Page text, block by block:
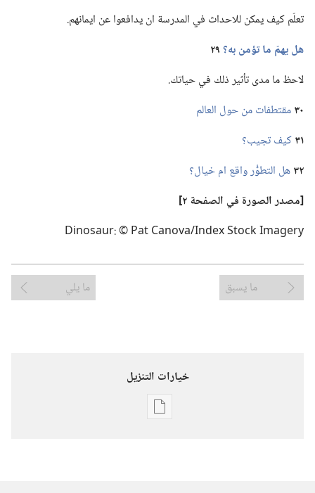
تعلّم كيف يمكن للاحداث في المدرسة ان يدافعوا عن ايمانهم.‏
هل يهمّ ما تؤمن به؟‏٢٩
لاحظ ما مدى تأثير ذلك في حياتك.‏
٣٠مقتطفات من حول العالم
٣١كيف تجيب؟‏
٣٢هل التطوُّر واقع ام خيال؟‏
‏[مصدر الصورة في الصفحة ٢]‏
Dinosaur: © Pat Canova/Index Stock Imagery
ما يسبق ما يلي
خيارات التنزيل
خيارات